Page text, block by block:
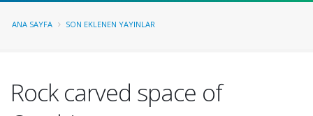
ANA SAYFA SON EKLENEN YAYINLAR
Rock carved space of